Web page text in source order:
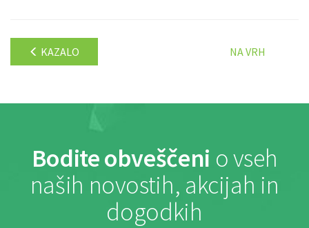
KAZALO NA VRH
Bodite obveščeni o vseh
naših novostih, akcijah in
dogodkih